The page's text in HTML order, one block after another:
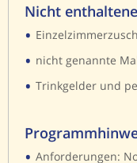
Nicht
•
• nicht genannte
• Trinkgelder und
• Anforderungen: